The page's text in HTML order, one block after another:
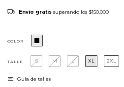
Envío gratis superando los $150.000
COLOR
TALLE S M L XL 2XL
Guía de talles